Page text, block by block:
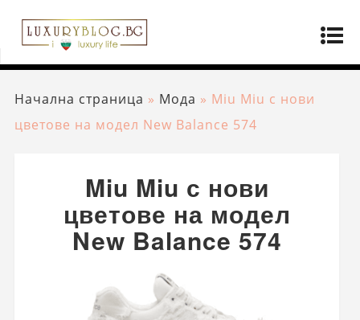
Начална страница » Мода » Miu Miu с нови
цветове на модел New Balance 574
Miu Miu с нови
цветове на модел
New Balance 574